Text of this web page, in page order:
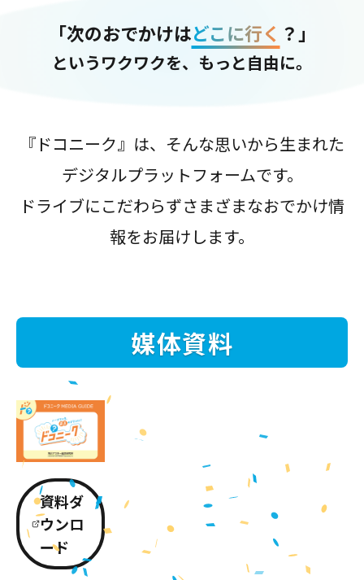
「次のおでかけはどこに行く ？」
というワクワクを、もっと自由に。
『ドコニーク』は、そんな思いから生まれた
デジタルプラットフォームです。
ドライブにこだわらずさまざまなおでかけ情
報をお届けします。
媒体資料
資料ダ
ウンロ
ード